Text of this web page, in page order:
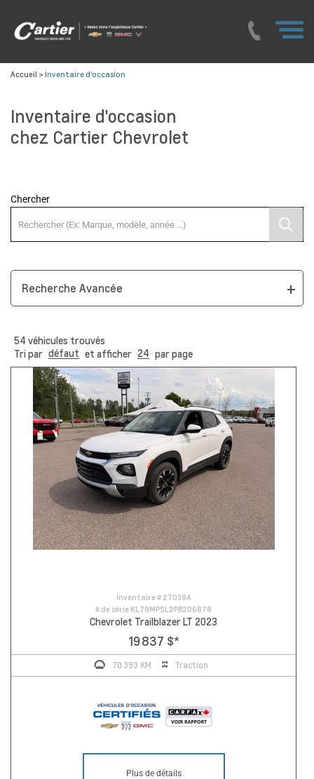
Accueil > Inventaire d'occasion
Inventaire d'occasion
chez Cartier Chevrolet
Chercher
Recherche Avancée
54 véhicules trouvés
Tri par défaut et afficher 24 par page
Inventaire # 27038A
# de série KL79MPSL2PB206878
Chevrolet Trailblazer LT 2023
19 837 $*
70 393 KM Traction
Plus de détails